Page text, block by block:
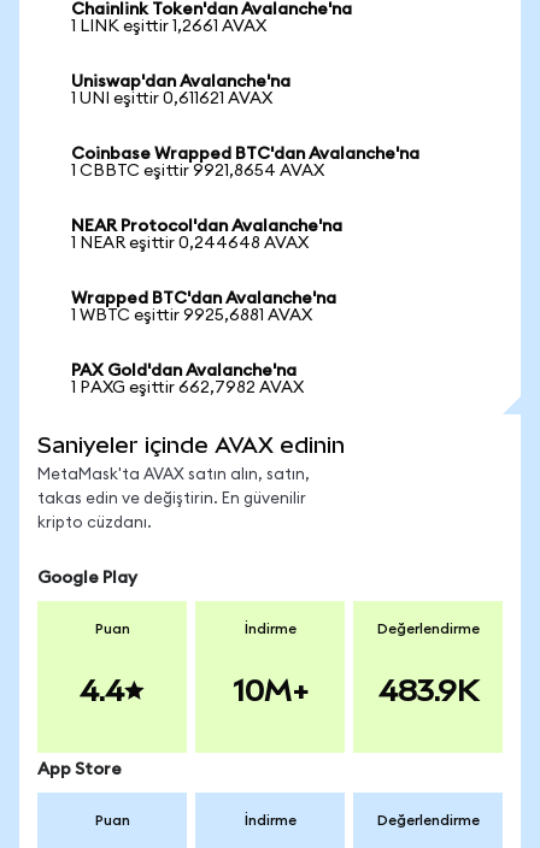
Chainlink Token'dan Avalanche'na
1 LINK eşittir 1,2661 AVAX
Uniswap'dan Avalanche'na
1 UNI eşittir 0,611621 AVAX
Coinbase Wrapped BTC'dan Avalanche'na
1 CBBTC eşittir 9921,8654 AVAX
NEAR Protocol'dan Avalanche'na
1 NEAR eşittir 0,244648 AVAX
Wrapped BTC'dan Avalanche'na
1 WBTC eşittir 9925,6881 AVAX
PAX Gold'dan Avalanche'na
1 PAXG eşittir 662,7982 AVAX
Saniyeler içinde AVAX edinin
MetaMask'ta AVAX satın alın, satın,
takas edin ve değiştirin. En güvenilir
kripto cüzdanı.
Google Play
Puan
4.4
İndirme
10M+
Değerlendirme
483.9K
App Store
Puan İndirme Değerlendirme